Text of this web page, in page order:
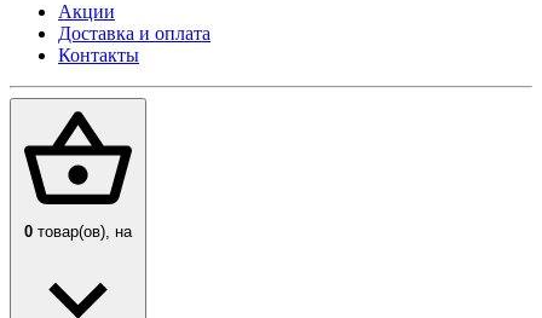
Акции
Доставка и оплата
Контакты
0 товар(ов), на